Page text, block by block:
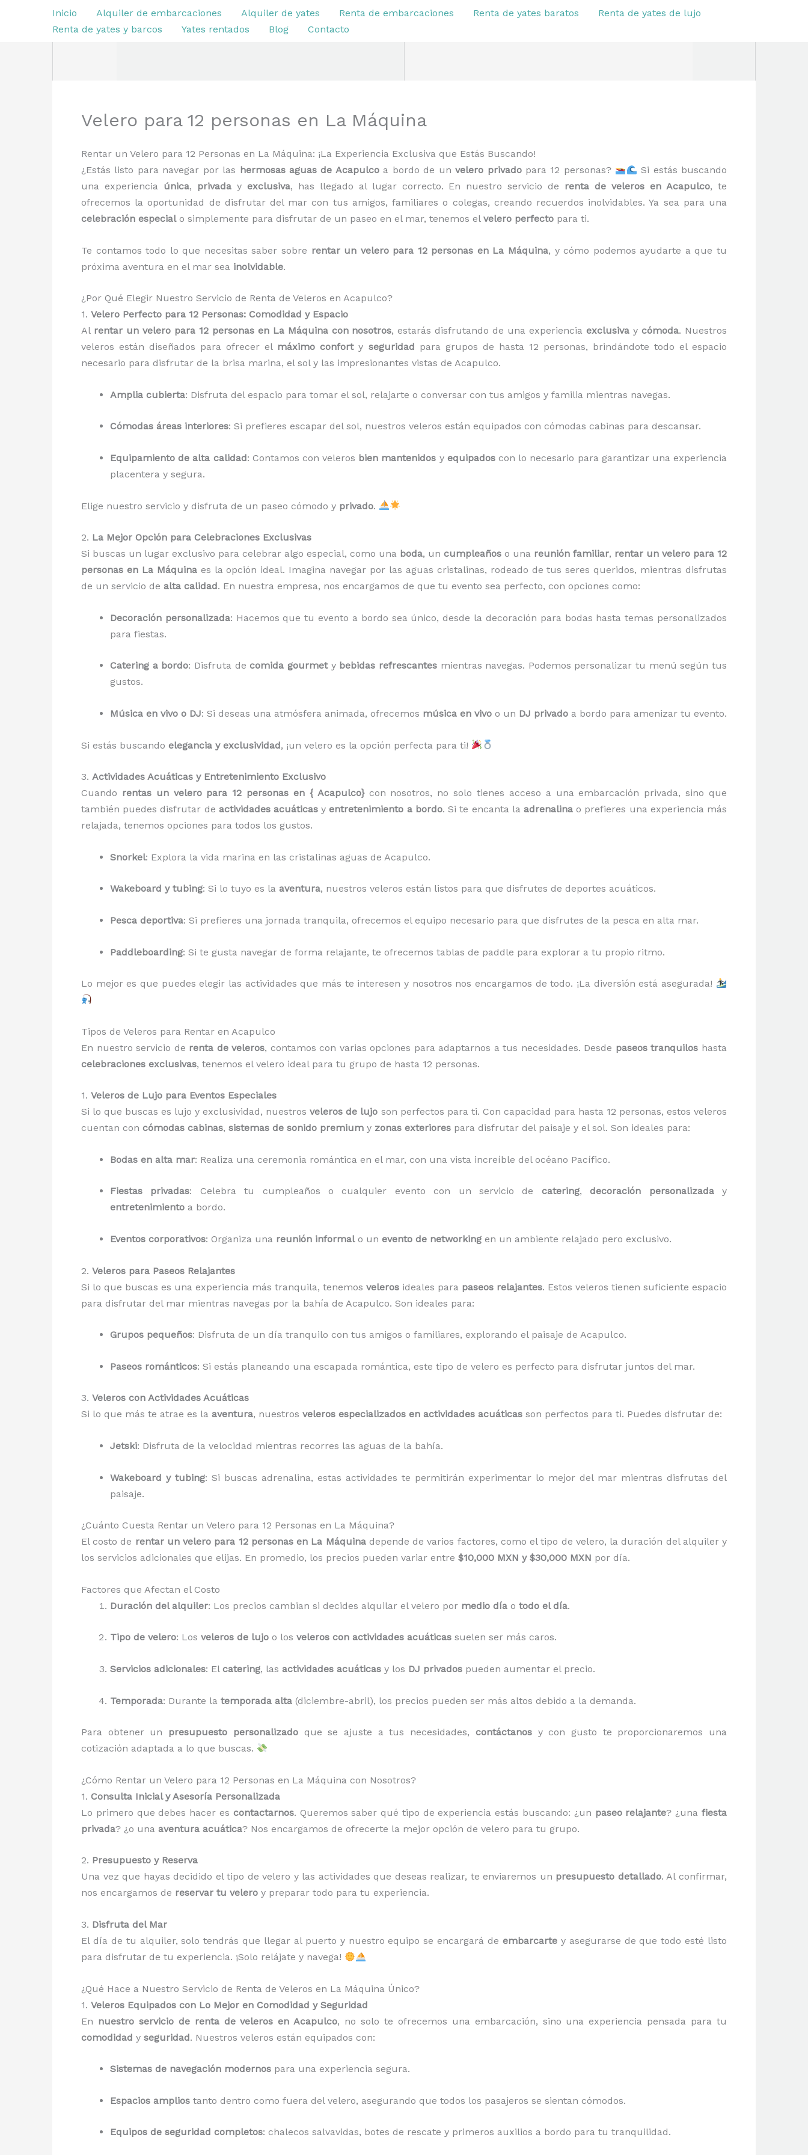
Inicio Alquiler de embarcaciones Alquiler de yates Renta de embarcaciones Renta de yates baratos
Renta de yates de lujo
Renta de yates y barcos
Yates rentados Blog Contacto
Velero para 12 personas en La Máquina
Rentar un Velero para 12 Personas en La Máquina: ¡La Experiencia Exclusiva que Estás Buscando!
¿Estás listo para navegar por las hermosas aguas de Acapulcoa bordo de unvelero privadopara 12 personas?
Si estás buscando
una experiencia única, privaday exclusiva, has llegado al lugar correcto. En nuestro servicio de renta de veleros en Acapulco, te
ofrecemos la oportunidad de disfrutar del mar con tus amigos, familiares o colegas, creando recuerdos inolvidables. Ya sea para una
celebración especialo simplemente para disfrutar de un paseo en el mar, tenemos el velero perfecto para ti.
Te contamos todo lo que necesitas saber sobre rentar un velero para 12 personas en La Máquina, y cómo podemos ayudarte a que tu
próxima aventura en el mar sea inolvidable.
¿Por Qué Elegir Nuestro Servicio de Renta de Veleros en Acapulco?
1. Velero Perfecto para 12 Personas: Comodidad y Espacio
Al rentar un velero para 12 personas en La Máquina con nosotros, estarás disfrutando de una experienciaexclusiva ycómoda. Nuestros
veleros están diseñados para ofrecer el máximo conforty seguridad para grupos de hasta 12 personas, brindándote todo el espacio
necesario para disfrutar de la brisa marina, el sol y las impresionantes vistas de Acapulco.
Amplia cubierta: Disfruta del espacio para tomar el sol, relajarte o conversar con tus amigos y familia mientras navegas.
Cómodas áreas interiores: Si prefieres escapar del sol, nuestros veleros están equipados con cómodas cabinas para descansar.
Equipamiento de alta calidad: Contamos con veleros bien mantenidos y equipadoscon lo necesario para garantizar una experiencia
placentera y segura.
Elige nuestro servicio y disfruta de un paseo cómodo y privado.
2. La Mejor Opción para Celebraciones Exclusivas
Si buscas un lugar exclusivo para celebrar algo especial, como una boda, un cumpleaños o una reunión familiar, rentar un velero para 12
personas en La Máquinaes la opción ideal. Imagina navegar por las aguas cristalinas, rodeado de tus seres queridos, mientras disfrutas
de un servicio de alta calidad. En nuestra empresa, nos encargamos de que tu evento sea perfecto, con opciones como:
Decoración personalizada: Hacemos que tu evento a bordo sea único, desde la decoración para bodas hasta temas personalizados
para fiestas.
Catering a bordo: Disfruta decomida gourmety bebidas refrescantesmientras navegas. Podemos personalizar tu menú según tus
gustos.
Música en vivo o DJ: Si deseas una atmósfera animada, ofrecemos música en vivo o un DJ privado a bordo para amenizar tu evento.
Si estás buscando elegancia y exclusividad, ¡un velero es la opción perfecta para ti!
3. Actividades Acuáticas y Entretenimiento Exclusivo
Cuando rentas un velero para 12 personas en { Acapulco}con nosotros, no solo tienes acceso a una embarcación privada, sino que
también puedes disfrutar de actividades acuáticas yentretenimiento a bordo. Si te encanta la adrenalinao prefieres una experiencia más
relajada, tenemos opciones para todos los gustos.
Snorkel: Explora la vida marina en las cristalinas aguas de Acapulco.
Wakeboard y tubing: Si lo tuyo es la aventura, nuestros veleros están listos para que disfrutes de deportes acuáticos.
Pesca deportiva: Si prefieres una jornada tranquila, ofrecemos el equipo necesario para que disfrutes de la pesca en alta mar.
Paddleboarding: Si te gusta navegar de forma relajante, te ofrecemos tablas de paddle para explorar a tu propio ritmo.
Lo mejor es que puedes elegir las actividades que más te interesen y nosotros nos encargamos de todo. ¡La diversión está asegurada!
Tipos de Veleros para Rentar en Acapulco
En nuestro servicio de renta de veleros, contamos con varias opciones para adaptarnos a tus necesidades. Desde paseos tranquilos hasta
celebraciones exclusivas, tenemos el velero ideal para tu grupo de hasta 12 personas.
1. Veleros de Lujo para Eventos Especiales
Si lo que buscas es lujo y exclusividad, nuestrosveleros de lujo son perfectos para ti. Con capacidad para hasta 12 personas, estos veleros
cuentan con cómodas cabinas, sistemas de sonido premium y zonas exteriores para disfrutar del paisaje y el sol. Son ideales para:
Bodas en alta mar: Realiza una ceremonia romántica en el mar, con una vista increíble del océano Pacífico.
Fiestas privadas: Celebra tu cumpleaños o cualquier evento con un servicio de catering,decoración personalizaday
entretenimiento a bordo.
Eventos corporativos: Organiza una reunión informalo un evento de networking en un ambiente relajado pero exclusivo.
2. Veleros para Paseos Relajantes
Si lo que buscas es una experiencia más tranquila, tenemos veleros ideales para paseos relajantes. Estos veleros tienen suficiente espacio
para disfrutar del mar mientras navegas por la bahía de Acapulco. Son ideales para:
Grupos pequeños: Disfruta de un día tranquilo con tus amigos o familiares, explorando el paisaje de Acapulco.
Paseos románticos: Si estás planeando una escapada romántica, este tipo de velero es perfecto para disfrutar juntos del mar.
3. Veleros con Actividades Acuáticas
Si lo que más te atrae es la aventura, nuestros veleros especializados en actividades acuáticas son perfectos para ti. Puedes disfrutar de:
Jetski: Disfruta de la velocidad mientras recorres las aguas de la bahía.
Wakeboard y tubing: Si buscas adrenalina, estas actividades te permitirán experimentar lo mejor del mar mientras disfrutas del
paisaje.
¿Cuánto Cuesta Rentar un Velero para 12 Personas en La Máquina?
El costo de rentar un velero para 12 personas en La Máquinadepende de varios factores, como el tipo de velero, la duración del alquiler y
los servicios adicionales que elijas. En promedio, los precios pueden variar entre $10,000 MXN y $30,000 MXN por día.
Factores que Afectan el Costo
Duración del alquiler: Los precios cambian si decides alquilar el velero por medio día o todo el día.
Tipo de velero: Los veleros de lujo o los veleros con actividades acuáticas suelen ser más caros.
Servicios adicionales: El catering, las actividades acuáticas y los DJ privados pueden aumentar el precio.
Temporada: Durante la temporada alta (diciembre-abril), los precios pueden ser más altos debido a la demanda.
Para obtener un presupuesto personalizadoque se ajuste a tus necesidades, contáctanosy con gusto te proporcionaremos una
cotización adaptada a lo que buscas.
¿Cómo Rentar un Velero para 12 Personas en La Máquina con Nosotros?
1. Consulta Inicial y Asesoría Personalizada
Lo primero que debes hacer es contactarnos. Queremos saber qué tipo de experiencia estás buscando: ¿un paseo relajante? ¿unafiesta
privada? ¿o una aventura acuática? Nos encargamos de ofrecerte la mejor opción de velero para tu grupo.
2. Presupuesto y Reserva
Una vez que hayas decidido el tipo de velero y las actividades que deseas realizar, te enviaremos un presupuesto detallado. Al confirmar,
nos encargamos de reservar tu velero y preparar todo para tu experiencia.
3. Disfruta del Mar
El día de tu alquiler, solo tendrás que llegar al puerto y nuestro equipo se encargará de embarcartey asegurarse de que todo esté listo
para disfrutar de tu experiencia. ¡Solo relájate y navega!
¿Qué Hace a Nuestro Servicio de Renta de Veleros en La Máquina Único?
1. Veleros Equipados con Lo Mejor en Comodidad y Seguridad
En nuestro servicio de renta de veleros en Acapulco, no solo te ofrecemos una embarcación, sino una experiencia pensada para tu
comodidad y seguridad. Nuestros veleros están equipados con:
Sistemas de navegación modernos para una experiencia segura.
Espacios amplios tanto dentro como fuera del velero, asegurando que todos los pasajeros se sientan cómodos.
Equipos de seguridad completos: chalecos salvavidas, botes de rescate y primeros auxilios a bordo para tu tranquilidad.